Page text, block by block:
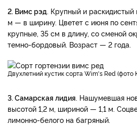
2. Вимс рэд . Крупный и
м — в ширину. Цветет с июня по
крупные, 35 см в длину, со сменой
темно-бордовый. Возраст — 2 года.
Двухлетний кустик сорта Wim's Red (фото
3. Самарская лидия . Нашумевшая
высотой 1,2 м, шириной — 1,1 м.
лимонно-белого на багряный.